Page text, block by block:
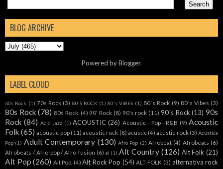
BLOG ARCHIVE
Powered byBlogger.
LABEL CLOUD
60s Rock (1) 70s Rock (3) 80'S ROCK (1) 80's VIBES (1) 80´s Rock (9) 80´s Vibes (3)
80s Rock (78) 80s Rock. (4) 90' Rock (8) 90's rock (11) 90´s Rock (13) 90s
Rock (84) Acid Jazz (1) ACOUSTIC (26) Acoustic - Pop - R&B (9) Acoustic
Folk (65) acoustic pop (11) acoustic rock (8) acustic (4) acustic rock (3) Acústica
Pop (1) Adult Contemporary (130) Afro Pop (2) Afrobeat (4) Afrobeats (6)
Afrobeats / Afro-pop / Afro-fusion (6) al (1) Alt Country (126) Alt Folk (21)
Alt Pop (260) Alt Pop. (4) Alt Rock Pop (54) ALT-FOLK (3) alternativa rock